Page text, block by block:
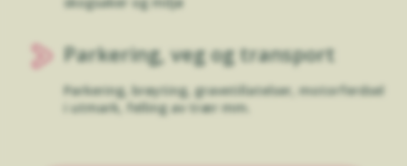
Parkering, veg og transport
Parkering, brøyting, gravetillatelser, motorferdsel
i utmark, felling av trær mm.